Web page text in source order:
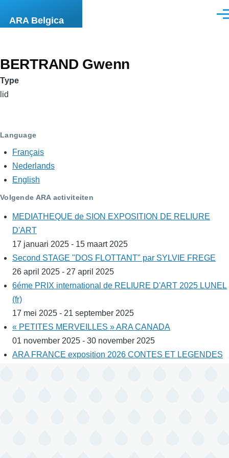
ARA Belgica
BERTRAND Gwenn
Type
lid
Language
Français
Nederlands
English
Volgende ARA activiteiten
MEDIATHEQUE de SION EXPOSITION DE RELIURE
D'ART
17 januari 2025 - 15 maart 2025
Second STAGE "DOS FLOTTANT" par SYLVIE FREGE
26 april 2025 - 27 april 2025
6éme PRIX international de RELIURE D'ART 2025 LUNEL
(fr)
17 mei 2025 - 21 september 2025
« PETITES MERVEILLES » ARA CANADA
01 november 2025 - 30 november 2025
ARA FRANCE exposition 2026 CONTES ET LEGENDES